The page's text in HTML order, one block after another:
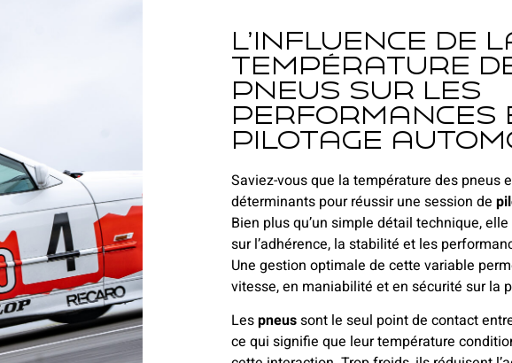
L’influence de
température
pneus sur les
performances
pilotage
Saviez-vous que la température des pneus
déterminants pour réussir une session de
Bien plus qu’un simple détail technique,
sur l’adhérence, la stabilité et les
Une gestion optimale de cette variable
vitesse, en maniabilité et en sécurité sur la
Lespneussont le seul point de contact
ce qui signifie que leur température